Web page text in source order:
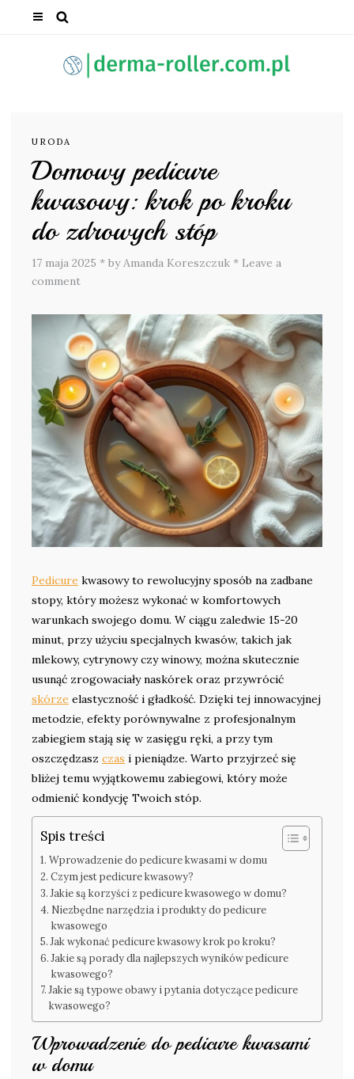
URODA
Domowy pedicure
kwasowy: krok po kroku
do zdrowych stóp
17 maja 2025 * by Amanda Koreszczuk * Leave a
comment
Pedicure kwasowy to rewolucyjny sposób na zadbane
stopy, który możesz wykonać w komfortowych
warunkach swojego domu. W ciągu zaledwie 15-20
minut, przy użyciu specjalnych kwasów, takich jak
mlekowy, cytrynowy czy winowy, można skutecznie
usunąć zrogowaciały naskórek oraz przywrócić
skórze elastyczność i gładkość. Dzięki tej innowacyjnej
metodzie, efekty porównywalne z profesjonalnym
zabiegiem stają się w zasięgu ręki, a przy tym
oszczędzasz czas i pieniądze. Warto przyjrzeć się
bliżej temu wyjątkowemu zabiegowi, który może
odmienić kondycję Twoich stóp.
Spis treści
Wprowadzenie do pedicure kwasami w domu
Czym jest pedicure kwasowy?
Jakie są korzyści z pedicure kwasowego w domu?
Niezbędne narzędzia i produkty do pedicure
kwasowego
Jak wykonać pedicure kwasowy krok po kroku?
Jakie są porady dla najlepszych wyników pedicure
kwasowego?
Jakie są typowe obawy i pytania dotyczące pedicure
kwasowego?
Wprowadzenie do pedicure kwasami
w domu